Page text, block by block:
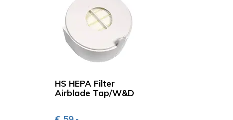
HS HEPA Filter
Airblade Tap/W&D